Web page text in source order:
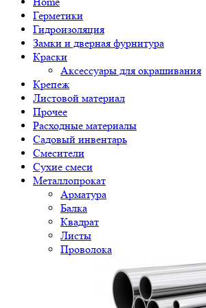
Герметики
Гидроизоляция
Замки и дверная фурнитура
Краски
Аксессуары для окрашивания
Крепеж
Листовой материал
Прочее
Расходные материалы
Садовый инвентарь
Смесители
Сухие смеси
Металлопрокат
Арматура
Балка
Квадрат
Листы
Проволока